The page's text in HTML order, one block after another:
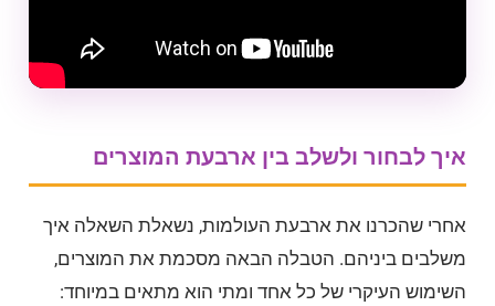
איך לבחור ולשלב בין ארבעת המוצרים
אחרי שהכרנו את ארבעת העולמות, נשאלת השאלה איך
משלבים ביניהם. הטבלה הבאה מסכמת את המוצרים,
השימוש העיקרי של כל אחד ומתי הוא מתאים במיוחד: